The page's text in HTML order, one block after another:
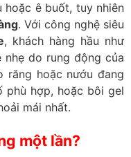
hoặc ê buốt, tuy nhiên
. Với công nghệ siêu
, khách hàng hầu như
nhẹ do rung động của
răng hoặc nướu đang
phù hợp, hoặc bôi gel
mái nhất.
một lần?